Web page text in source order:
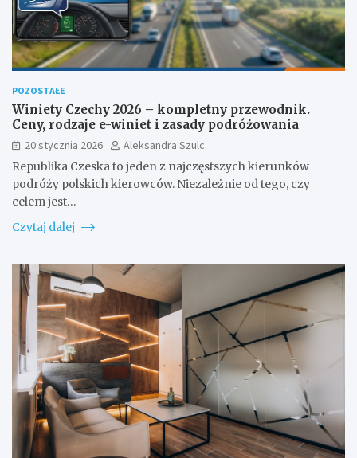
POZOSTAŁE
Winiety Czechy 2026 – kompletny przewodnik.
Ceny, rodzaje e-winiet i zasady podróżowania
20 stycznia 2026
Aleksandra Szulc
Republika Czeska to jeden z najczęstszych kierunków
podróży polskich kierowców. Niezależnie od tego, czy
celem jest…
Czytaj dalej